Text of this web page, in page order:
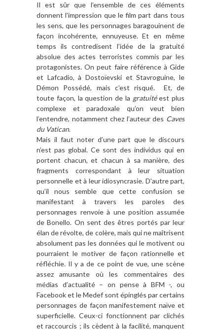
Il est sûr que l’ensemble de ces éléments
donnent l’impression que le film part dans tous
les sens, que les personnages baragouinent de
façon incohérente, ennuyeuse. Et en même
temps ils contredisent l’idée de la gratuité
absolue des actes terroristes commis par les
protagonistes. On peut faire référence à Gide
et Lafcadio, à Dostoïevski et Stavroguine, le
Démon Possédé, mais c’est risqué. Et, de
toute façon, la question de la gratuitéest plus
complexe et paradoxale qu’on veut bien
l’entendre, notamment chez l’auteur des Caves
du Vatican.
Mais il faut noter d’une part que le discours
n’est pas global. Ce sont des individus qui en
portent chacun, et chacun à sa manière, des
fragments correspondant à leur situation
personnelle et à leur idiosyncrasie. D’autre part,
qu’il nous semble que cette confusion se
manifestant à travers les paroles des
personnages renvoie à une position assumée
de Bonello. On sent des êtres portés par leur
élan de révolte, de colère, mais qui ne maîtrisent
absolument pas les données qui le motivent ou
pourraient le motiver de façon rationnelle et
réfléchie. Il y a de ce point de vue, une scène
assez amusante où les commentaires des
médias d’actualité – on pense à BFM -, ou
Facebook et le Medef sont épinglés par certains
personnages de façon manifestement naïve et
superficielle. Ceux-ci fonctionnent par clichés
et raccourcis ; ils cèdent à la facilité, manquent